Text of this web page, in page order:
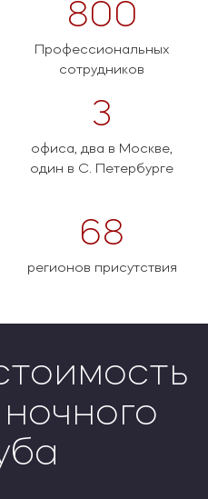
800
Профессиональных
сотрудников
3
офиса, два в Москве,
один в С. Петербурге
68
регионов присутствия